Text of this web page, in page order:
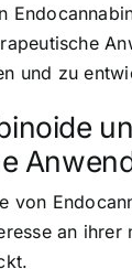
und zu
von
an ihrer